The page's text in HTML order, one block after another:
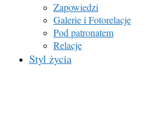
Zapowiedzi
Galerie i Fotorelacje
Pod patronatem
Relacje
Styl życia